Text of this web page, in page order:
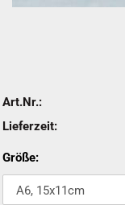
Art.Nr.:
Lieferzeit:
Größe: